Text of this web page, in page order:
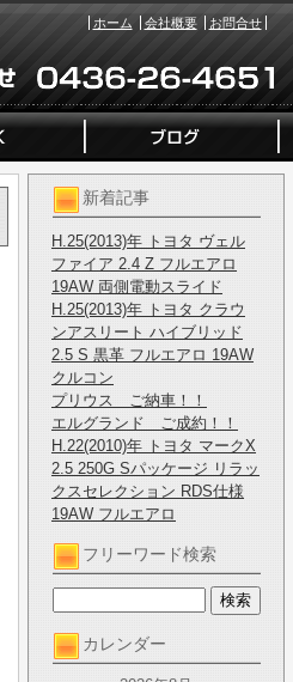
ホーム 会社概要 お問合せ
新着記事
H.25(2013)年 トヨタ ヴェル
ファイア 2.4 Z フルエアロ
19AW 両側電動スライド
H.25(2013)年 トヨタ クラウ
ンアスリート ハイブリッド
2.5 S 黒革 フルエアロ 19AW
クルコン
プリウス ご納車！！
エルグランド ご成約！！
H.22(2010)年 トヨタ マークX
2.5 250G Sパッケージ リラッ
クスセレクション RDS仕様
19AW フルエアロ
フリーワード検索
カレンダー